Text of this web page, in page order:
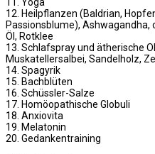
12. Heilpflanzen (Baldrian,
Passionsblume), Ashwagandha,
Öl, Rotklee
13. Schlafspray und ätherische
Muskatellersalbei, Sandelholz,
14. Spagyrik
15. Bachblüten
16. Schüssler-Salze
17. Homöopathische Globuli
18. Anxiovita
19. Melatonin
20. Gedankentraining